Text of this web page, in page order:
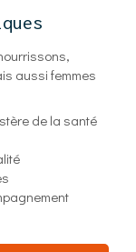
aussi femmes
de la santé